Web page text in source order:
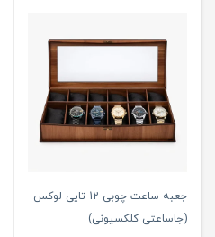
جعبه ساعت چوبی 12 تايی لوکس
(جاساعتی کلکسيونی)